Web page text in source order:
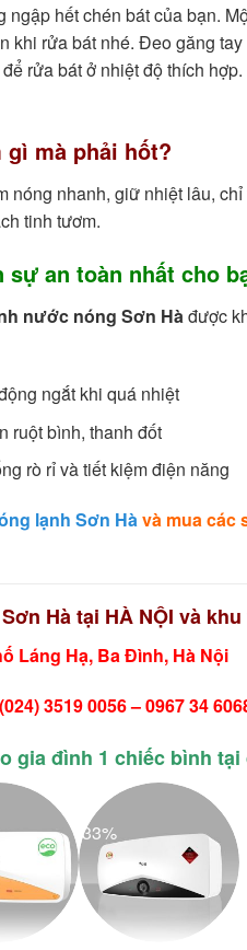
hết chén bát của bạn.
rửa bát nhé. Đeo găng
rửa bát ở nhiệt độ thích
mà phải hốt?
nhanh, giữ nhiệt lâu,
tinh tươm.
an toàn nhất cho
nước nóng Sơn Hàđược
ngắt khi quá nhiệt
ruột bình, thanh đốt
rò rỉ và tiết kiệm điện năng
lạnh Sơn Hàvà mua các
Hà tại HÀ NỘI và
Láng Hạ, Ba Đình, Hà Nội
3519 0056 – 0967 34
gia đình 1 chiếc bình tại
-33%